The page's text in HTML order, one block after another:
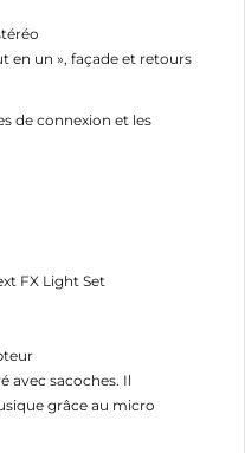
en un », façade et retours
de connexion et les
FX Light Set
avec sacoches. Il
grâce au micro